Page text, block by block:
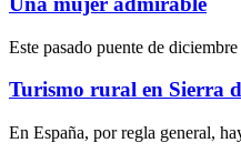
Este pasado puente de
Turismo rural en Sierra
En España, por regla general,